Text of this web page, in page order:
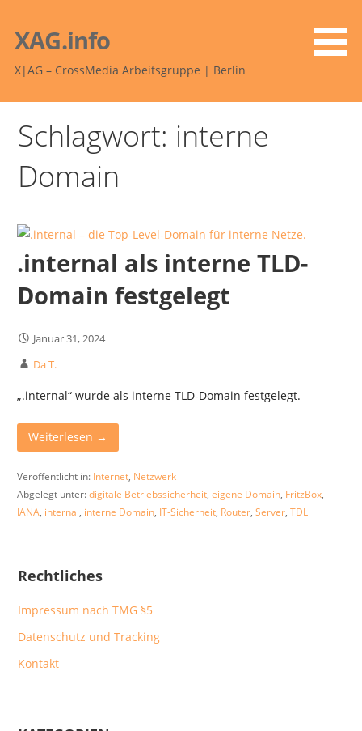
Inhalt
springen
XAG.info
X|AG – CrossMedia Arbeitsgruppe | Berlin
Schlagwort: interne
Domain
.internal als interne TLD-
Domain festgelegt
Januar 31, 2024
Da T.
„.internal“ wurde als interne TLD-Domain festgelegt.
Weiterlesen →
Veröffentlicht in: Internet, Netzwerk
Abgelegt unter:digitale Betriebssicherheit, eigene Domain, FritzBox,
IANA, internal, interne Domain, IT-Sicherheit, Router, Server, TDL
Rechtliches
Impressum nach TMG §5
Datenschutz und Tracking
Kontakt